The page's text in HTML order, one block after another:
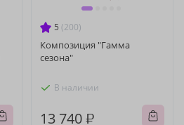
5 (200)
Композиция "Гамма
сезона"
В наличии
13 740 ₽